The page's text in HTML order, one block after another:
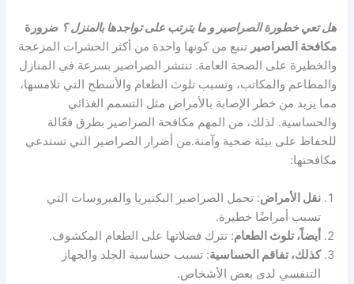
هل تعي خطورة الصراصير و ما يترتب على تواجدها بالمنزل ؟ ضرورة
مكافحة الصراصير تنبع من كونها واحدة من أكثر الحشرات المزعجة
والخطيرة على الصحة العامة. تنتشر الصراصير بسرعة في المنازل
والمطاعم والمكاتب، وتسبب تلوث الطعام والأسطح التي تلامسها،
مما يزيد من خطر الإصابة بالأمراض مثل التسمم الغذائي
والحساسية. لذلك، من المهم مكافحة الصراصير بطرق فعّالة
للحفاظ على بيئة صحية وآمنة.من أضرار الصراصير التي تستدعي
مكافحتها:
نقل الأمراض: تحمل الصراصير البكتيريا والفيروسات التي
تسبب أمراضًا خطيرة.
أيضاً، تلوث الطعام: تترك فضلاتها على الطعام المكشوف.
كذلك، تفاقم الحساسية: تسبب حساسية الجلد والجهاز
التنفسي لدى بعض الأشخاص.